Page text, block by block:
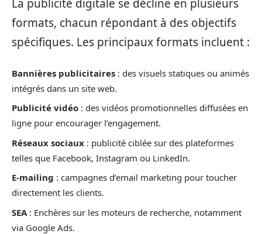
La publicité digitale se décline en plusieurs
formats, chacun répondant à des objectifs
spécifiques. Les principaux formats incluent :
Bannières publicitaires : des visuels statiques ou animés
intégrés dans un site web.
Publicité vidéo : des vidéos promotionnelles diffusées en
ligne pour encourager l’engagement.
Réseaux sociaux : publicité ciblée sur des plateformes
telles que Facebook, Instagram ou LinkedIn.
E-mailing : campagnes d’email marketing pour toucher
directement les clients.
SEA : Enchères sur les moteurs de recherche, notamment
via Google Ads.